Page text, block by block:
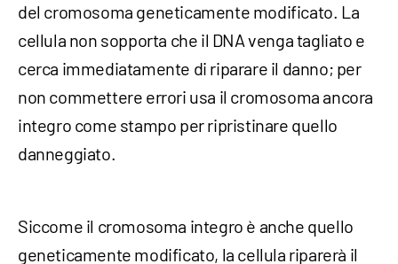
del cromosoma geneticamente modificato. La
cellula non sopporta che il DNA venga tagliato e
cerca immediatamente di riparare il danno; per
non commettere errori usa il cromosoma ancora
integro come stampo per ripristinare quello
danneggiato.
Siccome il cromosoma integro è anche quello
geneticamente modificato, la cellula riparerà il